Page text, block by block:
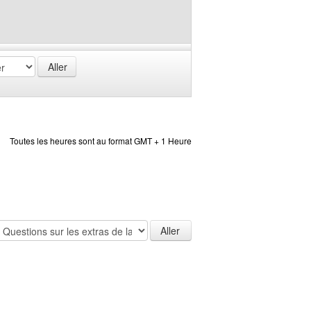
Toutes les heures sont au format GMT + 1 Heure